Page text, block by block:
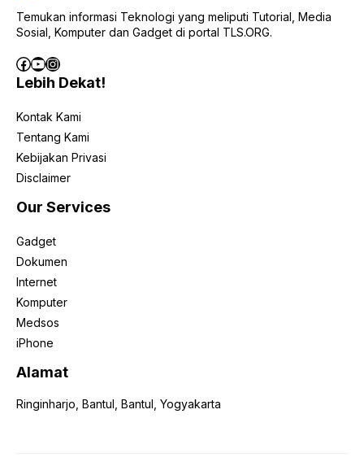
Temukan informasi Teknologi yang meliputi Tutorial, Media
Sosial, Komputer dan Gadget di portal TLS.ORG.
Facebook
YouTube
Instagram
Lebih Dekat!
Kontak Kami
Tentang Kami
Kebijakan Privasi
Disclaimer
Our Services
Gadget
Dokumen
Internet
Komputer
Medsos
iPhone
Alamat
Ringinharjo, Bantul, Bantul, Yogyakarta